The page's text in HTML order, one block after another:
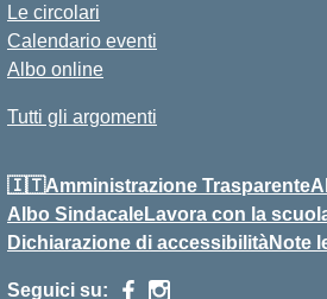
Le circolari
Calendario eventi
Albo online
Tutti gli argomenti
🇮🇹Amministrazione Trasparente
Albo SindacaleLavora con la
Dichiarazione di accessibilitàNote
Seguici su: